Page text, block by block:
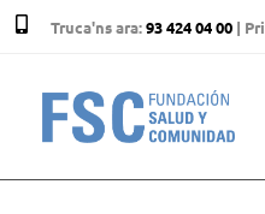
Truca'ns ara:93 424 04 00 |